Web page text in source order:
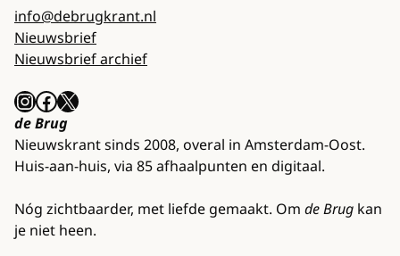
info@debrugkrant.nl
Nieuwsbrief
Nieuwsbrief archief
InstagramFacebook X
de Brug
Nieuwskrant sinds 2008, overal in Amsterdam-Oost.
Huis-aan-huis, via 85 afhaalpunten en digitaal.
Nóg zichtbaarder, met liefde gemaakt. Om de Brug kan
je niet heen.